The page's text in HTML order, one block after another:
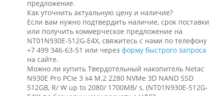
предложение.
Как уточнить актуальную цену и наличие?
Если вам нужно подтвердить наличие, срок поставки
или получить коммерческое предложение на
NT01N930E-512G-E4X, свяжитесь с нами по телефону
+7 499 346-63-51 или через форму быстрого запроса
на сайте.
Можно ли купить Твердотельный накопитель Netac
N930E Pro PCIe 3 x4 M.2 2280 NVMe 3D NAND SSD
512GB, R/ W up to 2080/ 1700MB/ s, (NT01N930E-512G-